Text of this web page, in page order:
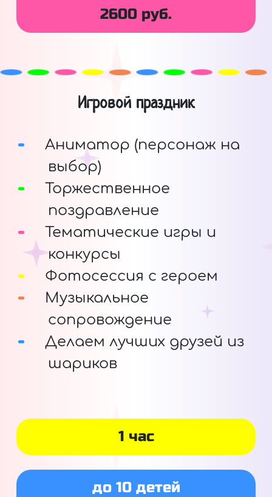
2600 руб.
Игровой праздник
Аниматор (персонаж на
выбор)
Торжественное
поздравление
Тематические игры и
конкурсы
Фотосессия с героем
Музыкальное
сопровождение
Делаем лучших друзей из
шариков
1 час
до 10 детей